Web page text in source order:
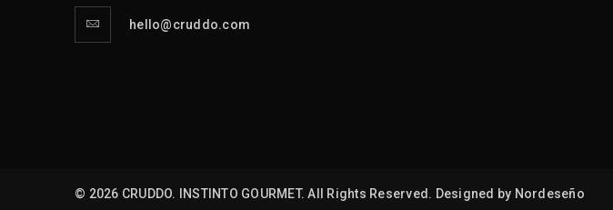
hello@cruddo.com
© 2026 CRUDDO. INSTINTO GOURMET. All Rights Reserved. Designed by Nordeseño